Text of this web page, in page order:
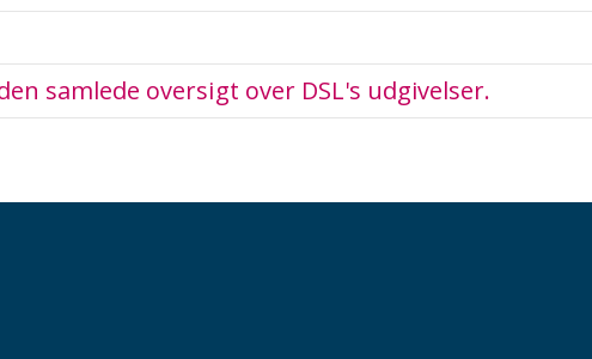
samlede oversigt over DSL's udgivelser.